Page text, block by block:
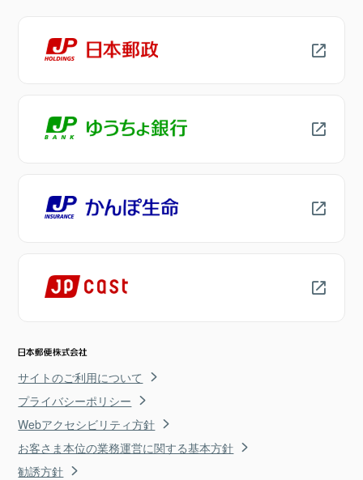
サイトのご利用について
プライバシーポリシー
Webアクセシビリティ方針
お客さま本位の業務運営に関する基本方針
勧誘方針